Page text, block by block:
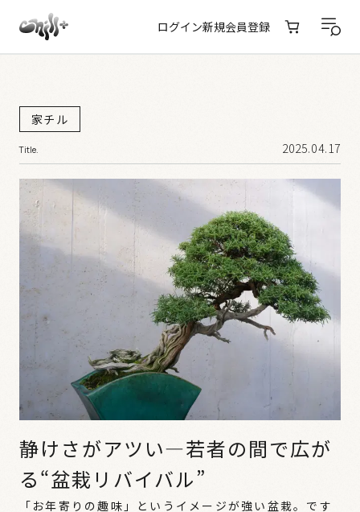
ログイン新規会員登録
家チル
Title. 2025.04.17
静けさがアツい―若者の間で広が
る“盆栽リバイバル”
「お年寄りの趣味」というイメージが強い盆栽。です